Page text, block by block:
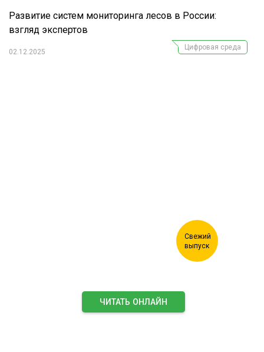
Развитие систем мониторинга лесов в России:
взгляд экспертов
02.12.2025
Цифровая среда
ЧИТАТЬ ОНЛАЙН